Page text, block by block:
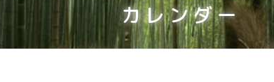
カレンダー